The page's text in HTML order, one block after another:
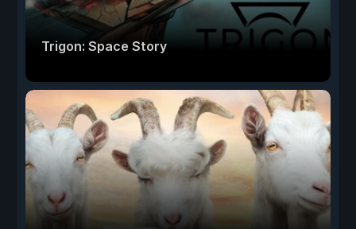
Trigon: Space Story